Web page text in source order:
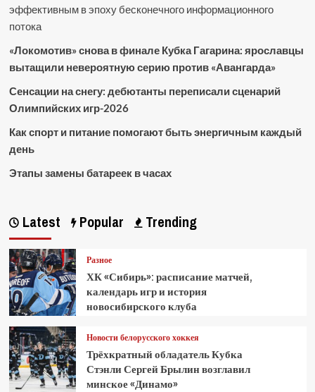
эффективным в эпоху бесконечного информационного
потока
«Локомотив» снова в финале Кубка Гагарина: ярославцы
вытащили невероятную серию против «Авангарда»
Сенсации на снегу: дебютанты переписали сценарий
Олимпийских игр-2026
Как спорт и питание помогают быть энергичным каждый
день
Этапы замены батареек в часах
Latest Popular Trending
Разное
ХК «Сибирь»: расписание матчей,
календарь игр и история
новосибирского клуба
Новости белорусского хоккея
Трёхкратный обладатель Кубка
Стэнли Сергей Брылин возглавил
минское «Динамо»